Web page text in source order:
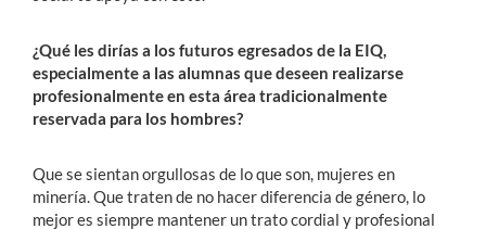
¿Qué les dirías a los futuros egresados de la EIQ,
especialmente a las alumnas que deseen realizarse
profesionalmente en esta área tradicionalmente
reservada para los hombres?
Que se sientan orgullosas de lo que son, mujeres en
minería. Que traten de no hacer diferencia de género, lo
mejor es siempre mantener un trato cordial y profesional